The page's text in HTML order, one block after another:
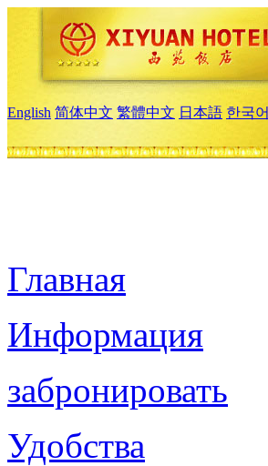
English 简体中文 繁體中文 日本語 한국어
Главная
Информация
забронировать
Удобства